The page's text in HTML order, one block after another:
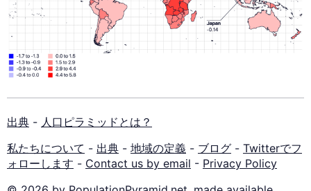
出典 - 人口ピラミッドとは？
私たちについて - 出典 - 地域の定義 - ブログ - Twitterでフ
ォローします - Contact us by email - Privacy Policy